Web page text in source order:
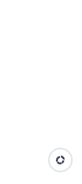

